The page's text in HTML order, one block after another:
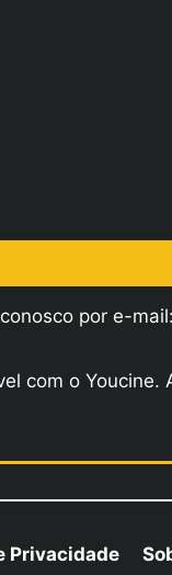
conosco por e-mail:
com o Youcine.
Privacidade